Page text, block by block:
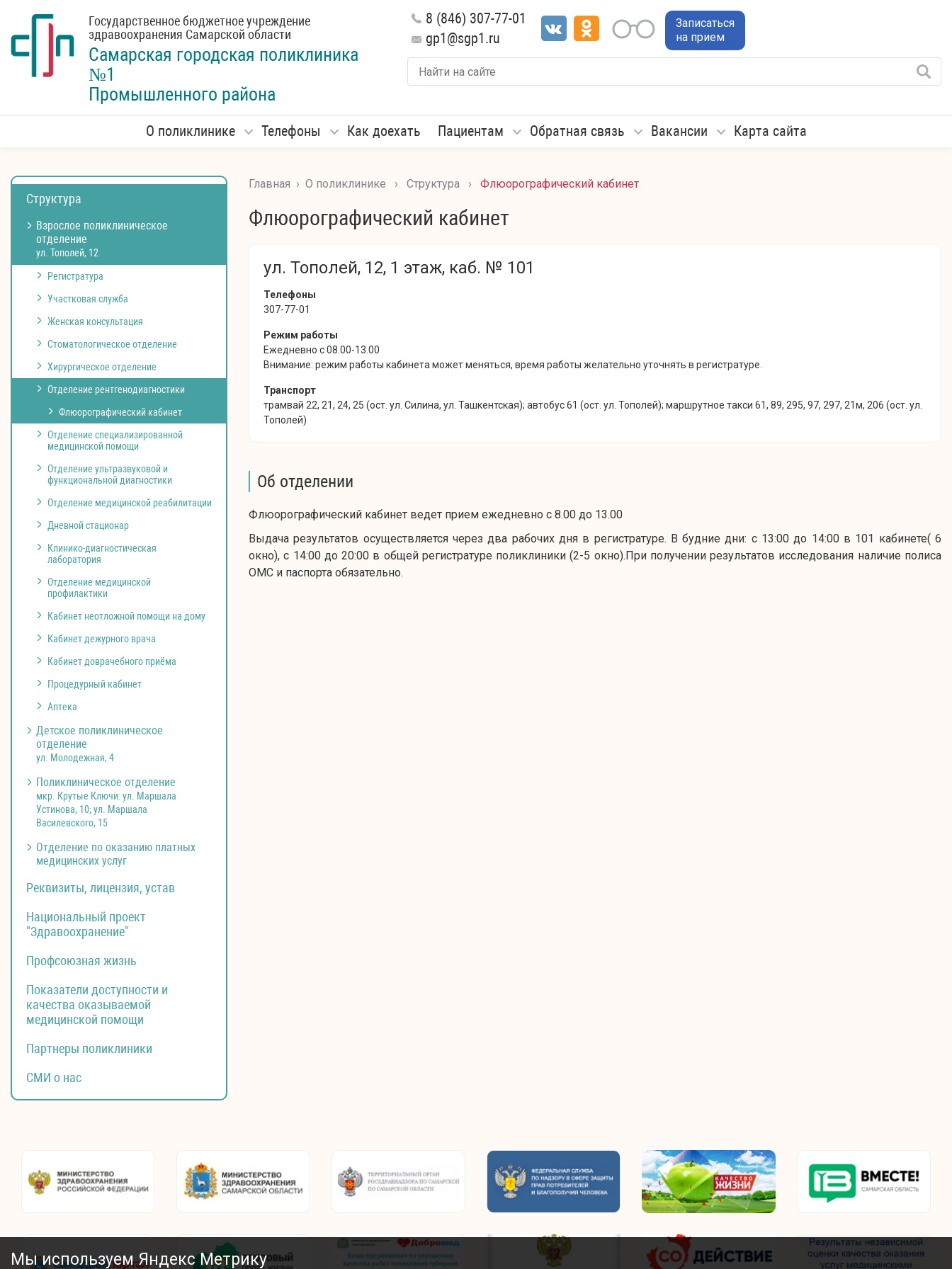
Государственное бюджетное учреждение
здравоохранения Самарской области
Самарская городская поликлиника
№1
Промышленного района
8 (846) 307-77-01
gp1@sgp1.ru
Записаться
на прием
О поликлинике Телефоны Как доехать Пациентам Обратная связь Вакансии Карта сайта
Структура
Взрослое поликлиническое
отделение
ул. Тополей, 12
Регистратура
Участковая служба
Женская консультация
Стоматологическое отделение
Хирургическое отделение
Отделение рентгенодиагностики
Флюорографический кабинет
Отделение специализированной
медицинской помощи
Отделение ультразвуковой и
функциональной диагностики
Отделение медицинской реабилитации
Дневной стационар
Клинико-диагностическая
лаборатория
Отделение медицинской
профилактики
Кабинет неотложной помощи на дому
Кабинет дежурного врача
Кабинет доврачебного приёма
Процедурный кабинет
Аптека
Детское поликлиническое
отделение
ул. Молодежная, 4
Поликлиническое отделение
мкр. Крутые Ключи: ул. Маршала
Устинова, 10; ул. Маршала
Василевского, 15
Отделение по оказанию платных
медицинских услуг
Реквизиты, лицензия, устав
Национальный проект
"Здравоохранение"
Профсоюзная жизнь
Показатели доступности и
качества оказываемой
медицинской помощи
Партнеры поликлиники
СМИ о нас
Главная › О поликлинике › Структура › Флюорографический кабинет
Флюорографический кабинет
ул. Тополей, 12, 1 этаж, каб. № 101
Телефоны
307-77-01
Режим работы
Ежедневно с 08.00-13.00
Внимание: режим работы кабинета может меняться, время работы желательно уточнять в регистратуре.
Транспорт
трамвай 22, 21, 24, 25 (ост. ул. Силина, ул. Ташкентская); автобус 61 (ост. ул. Тополей); маршрутное такси 61, 89, 295, 97, 297, 21м, 206 (ост. ул.
Тополей)
Об отделении
Флюорографический кабинет ведет прием ежедневно с 8.00 до 13.00
Выдача результатов осуществляется через два рабочих дня в регистратуре. В будние дни: с 13:00 до 14:00 в 101 кабинете( 6
окно), с 14:00 до 20:00 в общей регистратуре поликлиники (2-5 окно).При получении результатов исследования наличие полиса
ОМС и паспорта обязательно.
Мы используем Яндекс Метрику